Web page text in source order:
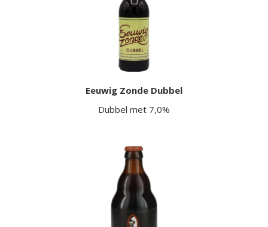
Eeuwig Zonde Dubbel
Dubbel met 7,0%